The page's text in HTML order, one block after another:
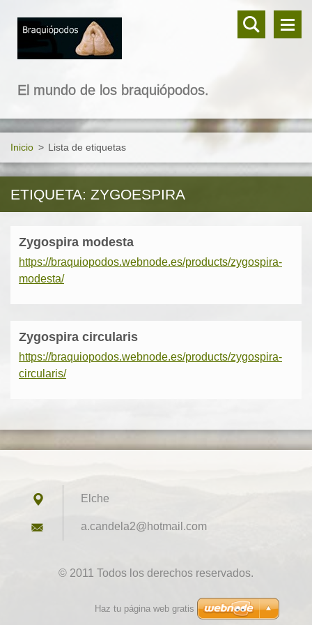
El mundo de los braquiópodos.
Inicio > Lista de etiquetas
ETIQUETA: ZYGOESPIRA
Zygospira modesta
https://braquiopodos.webnode.es/products/zygospira-
modesta/
Zygospira circularis
https://braquiopodos.webnode.es/products/zygospira-
circularis/
Elche
a.candel a2@hotmail.com
© 2011 Todos los derechos reservados.
Haz tu página web gratis